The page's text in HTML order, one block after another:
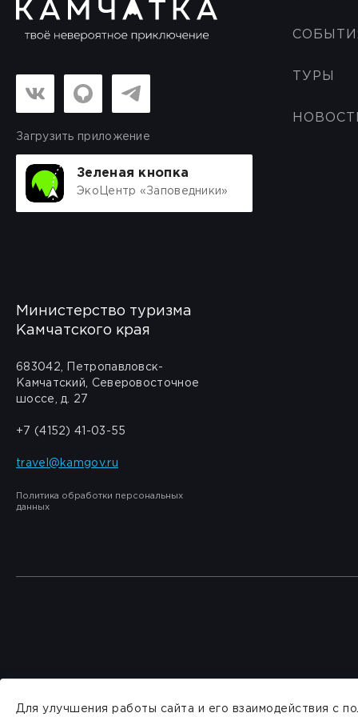
Загрузить приложение
Зеленая кнопка
ЭкоЦентр «Заповедники»
ТУРЫ
Министерство туризма
Камчатского края
683042, Петропавловск-
Камчатский, Северовосточное
шоссе, д. 27
+7 (4152) 41-03-55
travel@kamgov.ru
Политика обработки персональных
данных
Для улучшения работы сайта и его взаимодействия с